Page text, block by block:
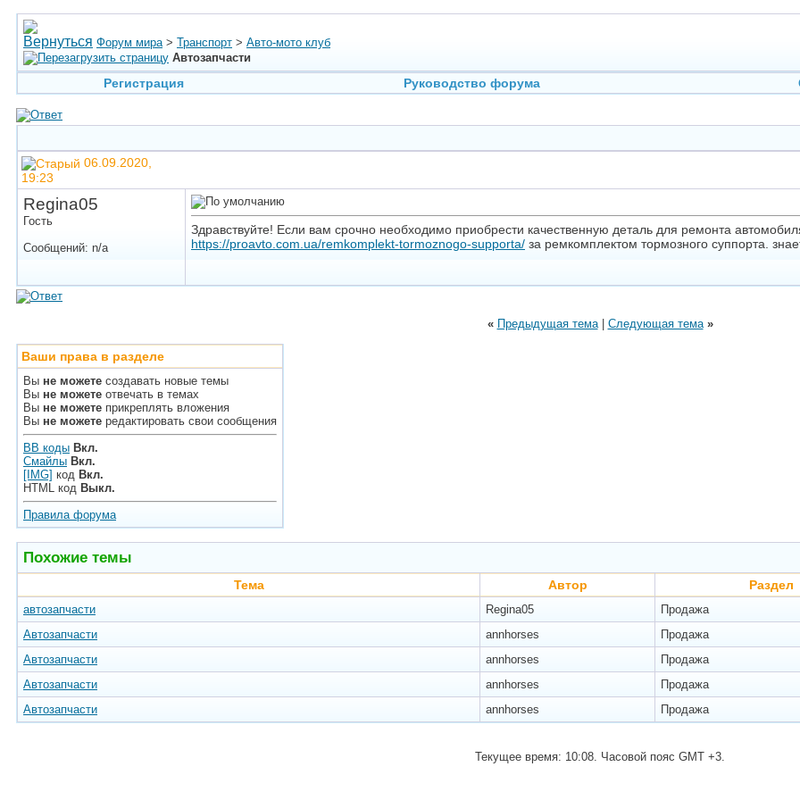
Форум мира > Транспорт > Авто-мото клуб
Автозапчасти
Регистрация Руководство форума
06.09.2020,
19:23
Regina05
Гость
Сообщений: n/a
Здравствуйте! Если вам срочно необходимо приобрести качественную деталь для ремонта
https://proavto.com.ua/remkomplekt-tormoznogo-supporta/ за ремкомплектом тормозного суппорта.
« Предыдущая тема| Следующая тема »
Ваши права в разделе
Вы не можете создавать новые темы
Вы не можете отвечать в темах
Вы не можете прикреплять вложения
Вы не можете редактировать свои сообщения
BB коды Вкл.
Смайлы Вкл.
[IMG] код Вкл.
HTML код Выкл.
Правила форума
Похожие темы
Тема Автор Раздел
автозапчасти Regina05
Продажа
Автозапчасти
annhorses
Продажа
Автозапчасти
annhorses
Продажа
Автозапчасти
annhorses
Продажа
Автозапчасти
annhorses Продажа
Текущее время: 10:08. Часовой пояс GMT +3.